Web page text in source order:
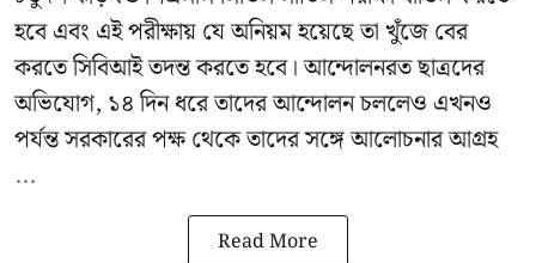
হবে এবং এই পরীক্ষায় যে অনিয়ম হয়েছে তা খুঁজে বের
করতে সিবিআই তদন্ত করতে হবে। আন্দোলনরত ছাত্রদের
অভিযোগ, ১৪ দিন ধরে তাদের আন্দোলন চললেও এখনও
পর্যন্ত সরকারের পক্ষ থেকে তাদের সঙ্গে আলোচনার আগ্রহ
...
Read More